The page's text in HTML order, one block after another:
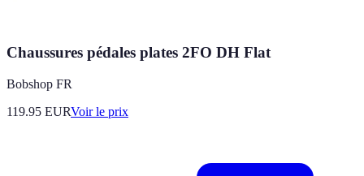
Chaussures pédales plates 2FO DH Flat
Bobshop FR
119.95 EURVoir le prix